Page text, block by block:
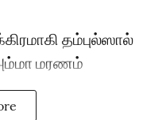
தம்புல்ஸால்
மரணம்